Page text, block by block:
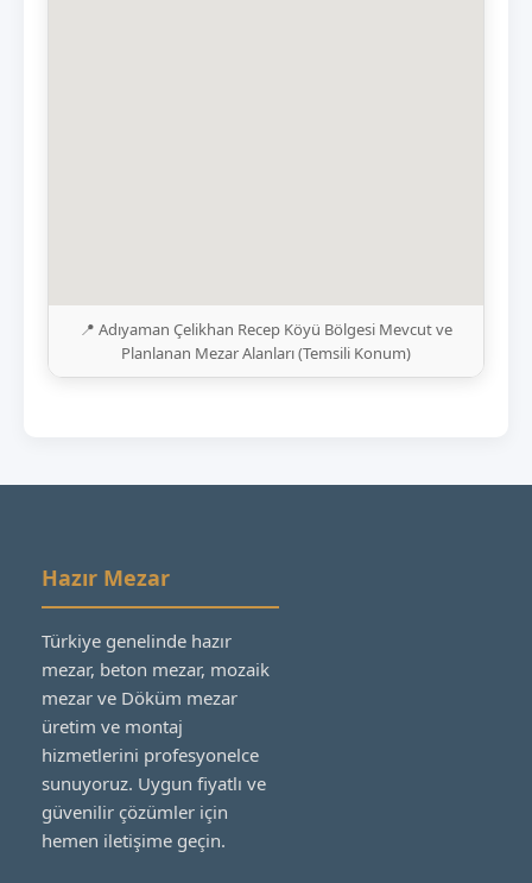
📍 Adıyaman Çelikhan Recep Köyü Bölgesi Mevcut ve
Planlanan Mezar Alanları (Temsili Konum)
Hazır Mezar
Türkiye genelinde hazır
mezar, beton mezar, mozaik
mezar ve Döküm mezar
üretim ve montaj
hizmetlerini profesyonelce
sunuyoruz. Uygun fiyatlı ve
güvenilir çözümler için
hemen iletişime geçin.